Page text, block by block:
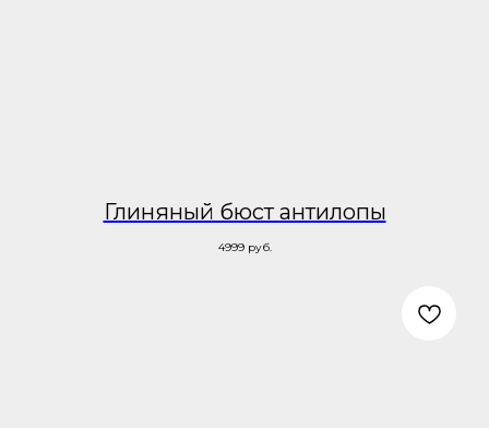
Глиняный бюст антилопы
4999 руб.